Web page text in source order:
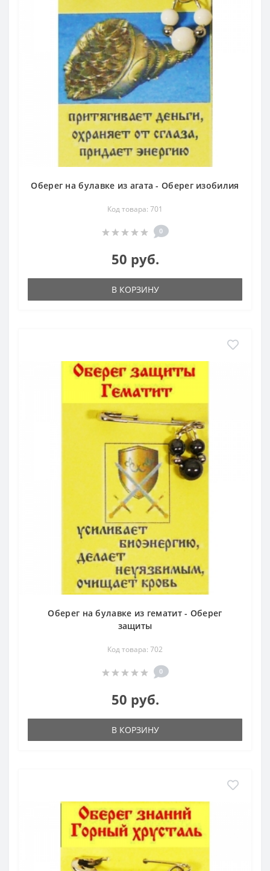
Оберег на булавке из агата - Оберег изобилия
Код товара: 701
0
50 руб.
В КОРЗИНУ
Оберег на булавке из гематит - Оберег
защиты
Код товара: 702
0
50 руб.
В КОРЗИНУ